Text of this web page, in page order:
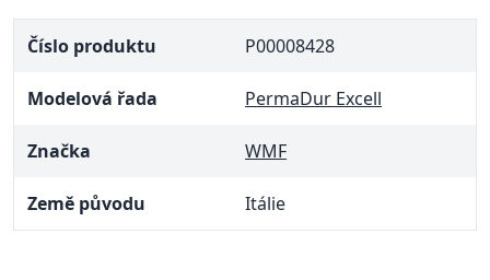
Číslo produktu P00008428
Modelová řada PermaDur Excell
Značka WMF
Země původu Itálie